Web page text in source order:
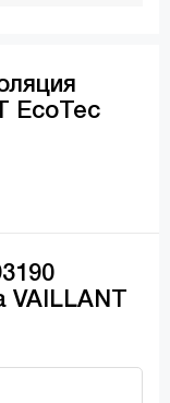
EcoTec